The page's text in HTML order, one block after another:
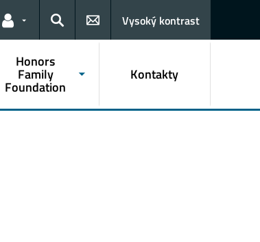
Odkazy pro uživatele
Hledat
Vysoký kontrast
Honors
Family
Foundation
Kontakty